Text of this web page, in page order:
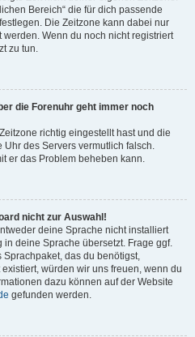
Bereich“ die für dich passende
Die Zeitzone kann dabei nur
Wenn du noch nicht registriert
zu tun.
die Forenuhr geht immer noch
richtig eingestellt hast und die
Uhr des Servers vermutlich falsch.
er das Problem beheben kann.
nicht zur Auswahl!
deine Sprache nicht installiert
deine Sprache übersetzt. Frage ggf.
das du benötigst,
würden wir uns freuen, wenn du
dazu können auf der Website
gefunden werden.